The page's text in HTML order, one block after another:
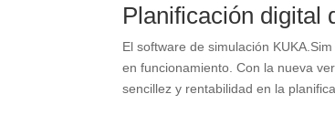
Planificación digital
El software de simulación
en funcionamiento. Con la nueva
sencillez y rentabilidad en la